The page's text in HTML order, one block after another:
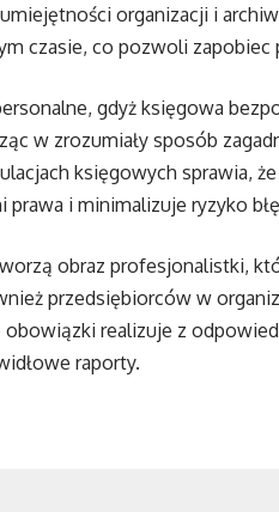
organizacji i
czasie, co pozwoli zapobiec
gdyż księgowa
w zrozumiały sposób
księgowych sprawia, że
prawa i minimalizuje ryzyko
obraz profesjonalistki,
przedsiębiorców w
realizuje z
raporty.